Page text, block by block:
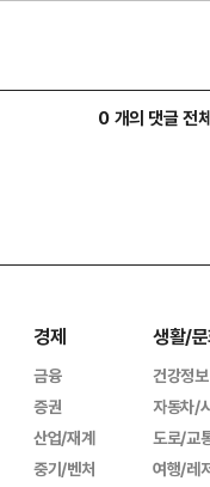
0 개의 댓글 전
경제
금융
증권
산업/재계
중기/벤처
생활/
건강정보
자동차/
도로/교
여행/레